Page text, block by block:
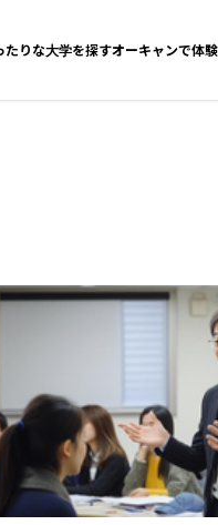
たりな大学を探すオーキャンで体